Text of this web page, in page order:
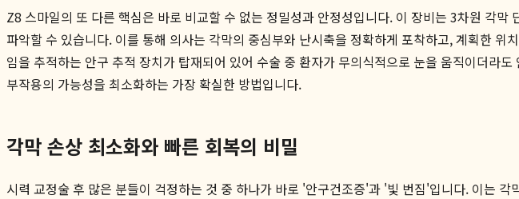
Z8 스마일의 또 다른 핵심은 바로 비교할 수 없는 정밀성과 안정성입니다. 이 장비는 3차원 각
파악할 수 있습니다. 이를 통해 의사는 각막의 중심부와 난시축을 정확하게 포착하고, 계획한
임을 추적하는 안구 추적 장치가 탑재되어 있어 수술 중 환자가 무의식적으로 눈을 움직이더라
부작용의 가능성을 최소화하는 가장 확실한 방법입니다.
각막 손상 최소화와 빠른 회복의 비밀
시력 교정술 후 많은 분들이 걱정하는 것 중 하나가 바로 '안구건조증'과 '빛 번짐'입니다. 이는 각